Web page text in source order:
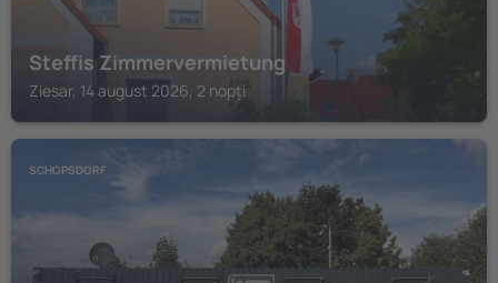
Steffis Zimmervermietung
Ziesar, 14 august 2026, 2 nopți
SCHOPSDORF